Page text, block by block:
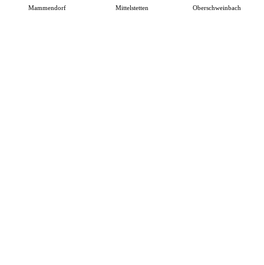
Mammendorf Mittelstetten Oberschweinbach